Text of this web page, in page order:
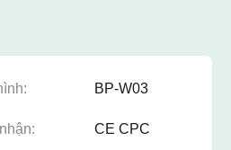
BP-W03
CE CPC